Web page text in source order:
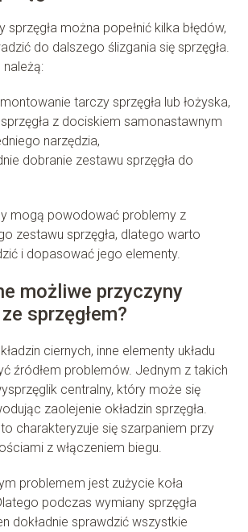
można popełnić kilka błędów,
do dalszego ślizgania się sprzęgła.
tarczy sprzęgła lub łożyska,
z dociskiem samonastawnym
narzędzia,
dobranie zestawu sprzęgła do
mogą powodować problemy z
zestawu sprzęgła, dlatego warto
i dopasować jego elementy.
możliwe przyczyny
sprzęgłem?
ciernych, inne elementy układu
źródłem problemów. Jednym z takich
centralny, który może się
zaolejenie okładzin sprzęgła.
charakteryzuje się szarpaniem przy
z włączeniem biegu.
problemem jest zużycie koła
podczas wymiany sprzęgła
dokładnie sprawdzić wszystkie